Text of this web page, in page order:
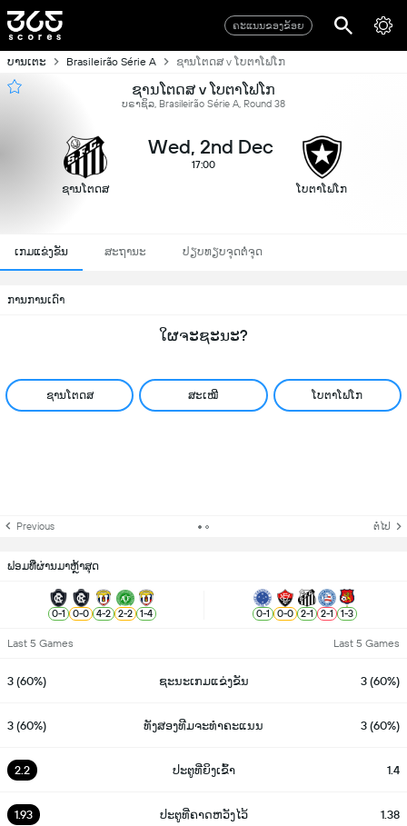
ຄະແນນຂອງຂ້ອຍ
ບານເຕະ Brasileirão Série A ຊານໂຕດສ v ໂບຕາໂຟໂກ
ຊານໂຕດສ v ໂບຕາໂຟໂກ
ບຣາຊິລ, Brasileirão Série A, Round 38
ຊານໂຕດສ
Wed, 2nd Dec
17:00
ໂບຕາໂຟໂກ
ເກມແຂ່ງຂັນ ສະຖານະ ປຽບທຽບຈຸດຕໍ່ຈຸດ
ການການເດົາ
ໃຜຈະຊະນະ?
ຊານໂຕດສ ສະເໝີ ໂບຕາໂຟໂກ
Previous ຕໍ່ໄປ
ຟອມທີ່ຜ່ານມາຫຼ້າສຸດ
0-1 0-0 4-2 2-2 1-4 0-1 0-0 2-1 2-1 1-3
Last 5 Games Last 5 Games
3 (60%) ຊະນະເກມແຂ່ງຂັນ 3 (60%)
3 (60%) ທັງສອງທີມຈະທຳຄະແນນ 3 (60%)
2.2 ປະຕູທີ່ຍິງເຂົ້າ 1.4
1.93 ປະຕູທີ່ຄາດຫວັງໄວ້ 1.38